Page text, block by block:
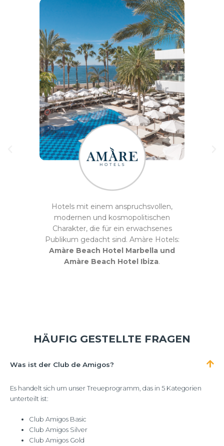
Hotels mit einem anspruchsvollen,
modernen und kosmopolitischen
Charakter, die für ein erwachsenes
Publikum gedacht sind. Amàre Hotels:
Amàre Beach Hotel Marbella und
Amàre Beach Hotel Ibiza.
HÄUFIG GESTELLTE FRAGEN
Was ist der Club de Amigos?
Es handelt sich um unser Treueprogramm, das in 5 Kategorien
unterteilt ist:
Club Amigos Basic
Club Amigos Silver
Club Amigos Gold